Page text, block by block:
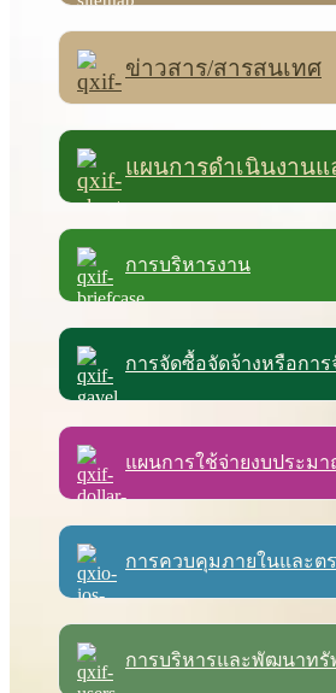
ข่าวสาร/สารสนเทศ
แผนการดำเนินงาน
การบริหารงาน
การจัดซื้อจัดจ้างหรือกา
แผนการใช้จ่ายงบประม
การควบคุมภายในและต
การบริหารและพัฒนาทรั